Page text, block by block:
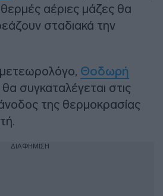
αέριες μάζες θα
σταδιακά την
Θοδωρή
θα συγκαταλέγεται στις
της θερμοκρασίας
ΔΙΑΦΗΜΙΣΗ